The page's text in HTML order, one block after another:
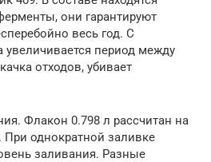
они гарантируют
весь год. С
период между
отходов, убивает
Флакон 0.798 л рассчитан на
При однократной заливке
заливания. Разные